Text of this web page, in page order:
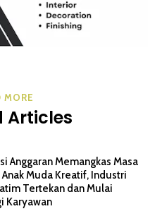
MORE
Articles
Anggaran Memangkas Masa
Muda Kreatif, Industri
Tertekan dan Mulai
Karyawan